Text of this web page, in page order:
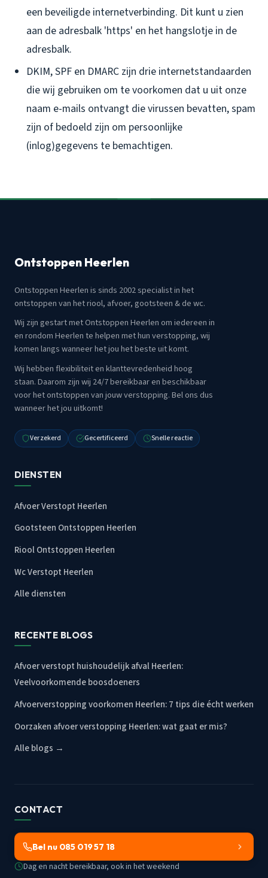
een beveiligde internetverbinding. Dit kunt u zien
aan de adresbalk 'https' en het hangslotje in de
adresbalk.
DKIM, SPF en DMARC zijn drie internetstandaarden
die wij gebruiken om te voorkomen dat u uit onze
naam e-mails ontvangt die virussen bevatten, spam
zijn of bedoeld zijn om persoonlijke
(inlog)gegevens te bemachtigen.
Ontstoppen Heerlen
Ontstoppen Heerlen is sinds 2002 specialist in het
ontstoppen van het riool, afvoer, gootsteen & de wc.
Wij zijn gestart met Ontstoppen Heerlen om iedereen in
en rondom Heerlen te helpen met hun verstopping, wij
komen langs wanneer het jou het beste uit komt.
Wij hebben flexibiliteit en klanttevredenheid hoog
staan. Daarom zijn wij 24/7 bereikbaar en beschikbaar
voor het ontstoppen van jouw verstopping. Bel ons dus
wanneer het jou uitkomt!
Verzekerd Gecertificeerd Snelle reactie
DIENSTEN
Afvoer Verstopt Heerlen
Gootsteen Ontstoppen Heerlen
Riool Ontstoppen Heerlen
Wc Verstopt Heerlen
Alle diensten
RECENTE BLOGS
Afvoer verstopt huishoudelijk afval Heerlen:
Veelvoorkomende boosdoeners
Afvoerverstopping voorkomen Heerlen: 7 tips die écht werken
Oorzaken afvoer verstopping Heerlen: wat gaat er mis?
Alle blogs →
CONTACT
Bel nu 085 019 57 18
Dag en nacht bereikbaar, ook in het weekend